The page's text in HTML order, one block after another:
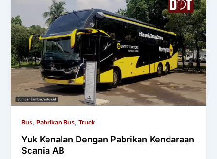
Bus, Pabrikan Bus,Truck
Yuk Kenalan Dengan Pabrikan Kendaraan
Scania AB